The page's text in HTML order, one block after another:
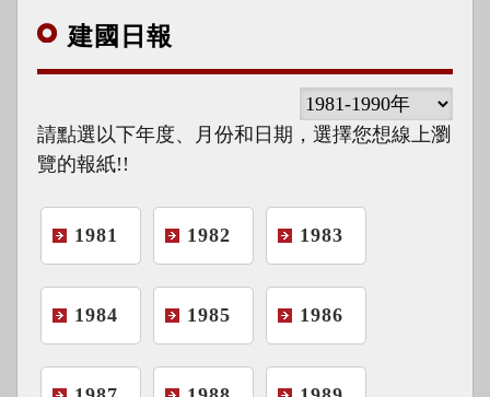
建國 日報
請點選以下年度、月份和日期，選擇您想線上瀏
覽的報紙!!
1981 1982 1983
1984 1985 1986